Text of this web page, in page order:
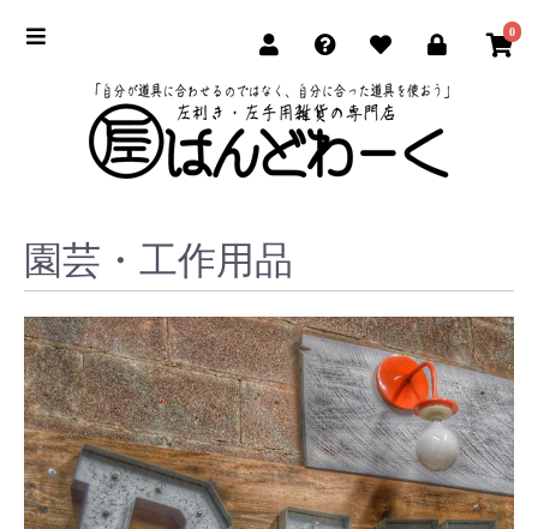
0
園芸・工作用品